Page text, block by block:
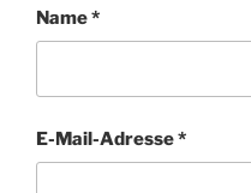
Name*
E-Mail-Adresse*